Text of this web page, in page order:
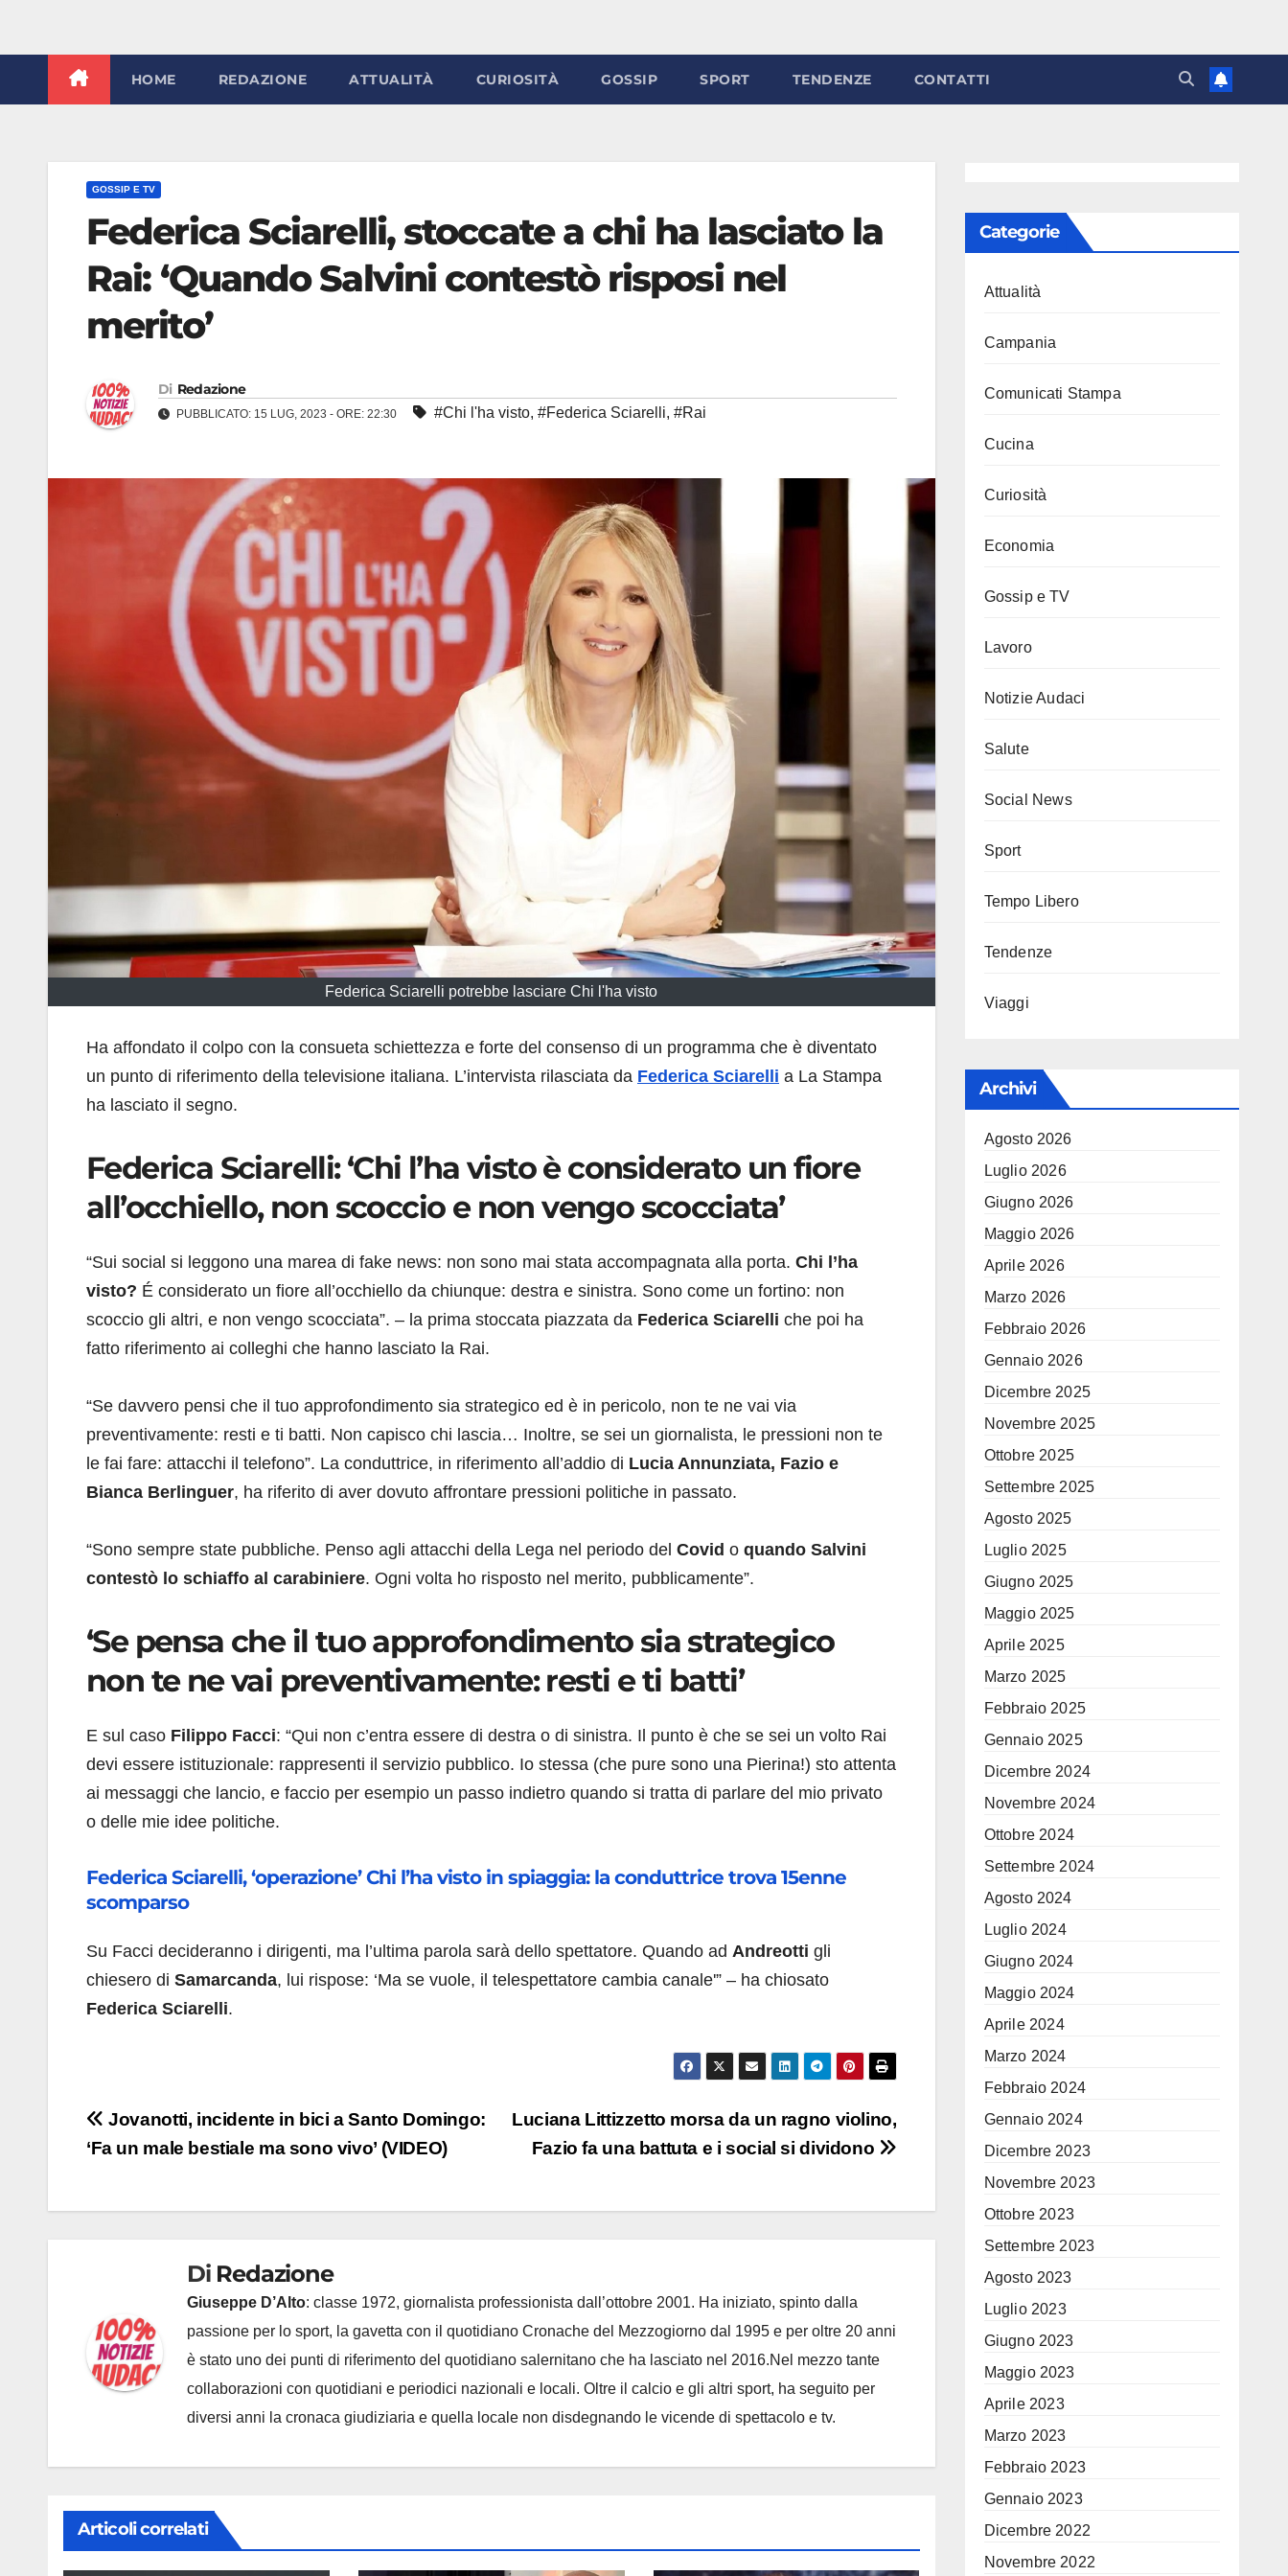
HOME REDAZIONE ATTUALITÀ CURIOSITÀ GOSSIP SPORT TENDENZE CONTATTI
GOSSIP E TV
Federica Sciarelli, stoccate a chi ha lasciato la
Rai: ‘Quando Salvini contestò risposi nel
merito’
Di Redazione
PUBBLICATO: 15 LUG, 2023 - ORE: 22:30 #Chi l'ha visto, #Federica Sciarelli, #Rai
Federica Sciarelli potrebbe lasciare Chi l'ha visto
Ha affondato il colpo con la consueta schiettezza e forte del consenso di un programma che è diventato
un punto di riferimento della televisione italiana. L’intervista rilasciata da Federica Sciarelli a La Stampa
ha lasciato il segno.
Federica Sciarelli: ‘Chi l’ha visto è considerato un fiore
all’occhiello, non scoccio e non vengo scocciata’
“Sui social si leggono una marea di fake news: non sono mai stata accompagnata alla porta. Chi l’ha
visto? É considerato un fiore all’occhiello da chiunque: destra e sinistra. Sono come un fortino: non
scoccio gli altri, e non vengo scocciata”. – la prima stoccata piazzata da Federica Sciarelli che poi ha
fatto riferimento ai colleghi che hanno lasciato la Rai.
“Se davvero pensi che il tuo approfondimento sia strategico ed è in pericolo, non te ne vai via
preventivamente: resti e ti batti. Non capisco chi lascia… Inoltre, se sei un giornalista, le pressioni non te
le fai fare: attacchi il telefono”. La conduttrice, in riferimento all’addio di Lucia Annunziata, Fazio e
Bianca Berlinguer, ha riferito di aver dovuto affrontare pressioni politiche in passato.
“Sono sempre state pubbliche. Penso agli attacchi della Lega nel periodo del Covid o quando Salvini
contestò lo schiaffo al carabiniere. Ogni volta ho risposto nel merito, pubblicamente”.
‘Se pensa che il tuo approfondimento sia strategico
non te ne vai preventivamente: resti e ti batti’
E sul caso Filippo Facci: “Qui non c’entra essere di destra o di sinistra. Il punto è che se sei un volto Rai
devi essere istituzionale: rappresenti il ​​servizio pubblico. Io stessa (che pure sono una Pierina!) sto attenta
ai messaggi che lancio, e faccio per esempio un passo indietro quando si tratta di parlare del mio privato
o delle mie idee politiche.
Federica Sciarelli, ‘operazione’ Chi l’ha visto in spiaggia: la conduttrice trova 15enne
scomparso
Su Facci decideranno i dirigenti, ma l’ultima parola sarà dello spettatore. Quando ad Andreotti gli
chiesero di Samarcanda, lui rispose: ‘Ma se vuole, il telespettatore cambia canale'” – ha chiosato
Federica Sciarelli.
Navigazione
articoli
Luciana Littizzetto morsa da un ragno violino,
Fazio fa una battuta e i social si dividono
Jovanotti, incidente in bici a Santo Domingo:
‘Fa un male bestiale ma sono vivo’ (VIDEO)
Di Redazione
Giuseppe D’Alto: classe 1972, giornalista professionista dall’ottobre 2001. Ha iniziato, spinto dalla
passione per lo sport, la gavetta con il quotidiano Cronache del Mezzogiorno dal 1995 e per oltre 20 anni
è stato uno dei punti di riferimento del quotidiano salernitano che ha lasciato nel 2016.Nel mezzo tante
collaborazioni con quotidiani e periodici nazionali e locali. Oltre il calcio e gli altri sport, ha seguito per
diversi anni la cronaca giudiziaria e quella locale non disdegnando le vicende di spettacolo e tv.
Articoli correlati
Categorie
Attualità
Campania
Comunicati Stampa
Cucina
Curiosità
Economia
Gossip e TV
Lavoro
Notizie Audaci
Salute
Social News
Sport
Tempo Libero
Tendenze
Viaggi
Archivi
Agosto 2026
Luglio 2026
Giugno 2026
Maggio 2026
Aprile 2026
Marzo 2026
Febbraio 2026
Gennaio 2026
Dicembre 2025
Novembre 2025
Ottobre 2025
Settembre 2025
Agosto 2025
Luglio 2025
Giugno 2025
Maggio 2025
Aprile 2025
Marzo 2025
Febbraio 2025
Gennaio 2025
Dicembre 2024
Novembre 2024
Ottobre 2024
Settembre 2024
Agosto 2024
Luglio 2024
Giugno 2024
Maggio 2024
Aprile 2024
Marzo 2024
Febbraio 2024
Gennaio 2024
Dicembre 2023
Novembre 2023
Ottobre 2023
Settembre 2023
Agosto 2023
Luglio 2023
Giugno 2023
Maggio 2023
Aprile 2023
Marzo 2023
Febbraio 2023
Gennaio 2023
Dicembre 2022
Novembre 2022